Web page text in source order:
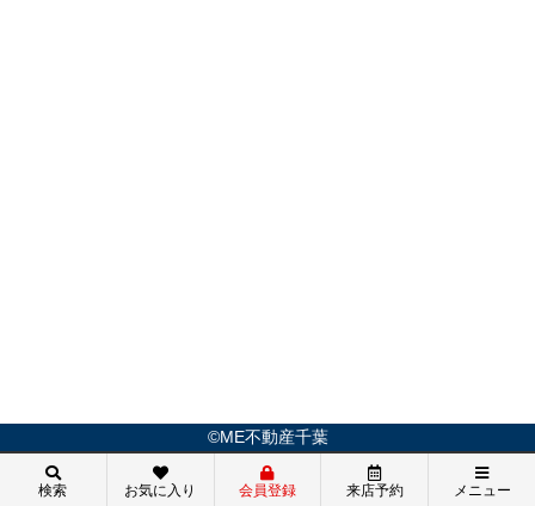
©ME不動産千葉
検索 お気に入り 会員登録 来店予約 メニュー